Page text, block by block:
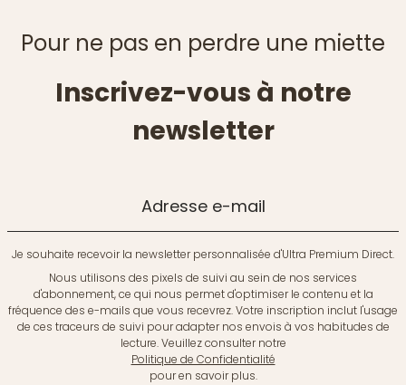
Pour ne pas en perdre une miette
Inscrivez-vous à notre
newsletter
Adresse e-mail
Je souhaite recevoir la newsletter personnalisée d'Ultra Premium Direct.
Nous utilisons des pixels de suivi au sein de nos services
d'abonnement, ce qui nous permet d'optimiser le contenu et la
fréquence des e-mails que vous recevrez. Votre inscription inclut l'usage
de ces traceurs de suivi pour adapter nos envois à vos habitudes de
lecture. Veuillez consulter notre
Politique de Confidentialité
pour en savoir plus.